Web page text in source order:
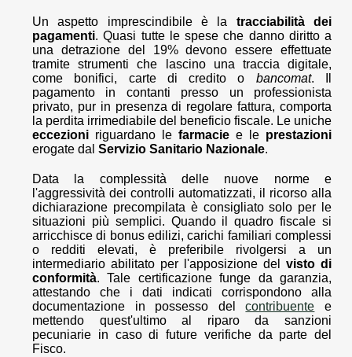
Un aspetto imprescindibile è la tracciabilità
dei
pagamenti. Quasi tutte le spese che danno diritto a
una detrazione del 19% devono essere effettuate
tramite strumenti che lascino una traccia digitale,
come bonifici, carte di credito o bancomat. Il
pagamento in contanti presso un professionista
privato, pur in presenza di regolare fattura, comporta
la perdita irrimediabile del beneficio fiscale. Le uniche
eccezioni riguardano le farmacie e le prestazioni
erogate dal Servizio Sanitario Nazionale.
Data la complessità delle nuove norme e
l'aggressività dei controlli automatizzati, il ricorso alla
dichiarazione precompilata è consigliato solo per le
situazioni più semplici. Quando il quadro fiscale si
arricchisce di bonus edilizi, carichi familiari complessi
o redditi elevati, è preferibile rivolgersi a un
intermediario abilitato per l'apposizione del visto di
conformità. Tale certificazione funge da garanzia,
attestando che i dati indicati corrispondono alla
documentazione in possesso delcontribuente e
mettendo quest'ultimo al riparo da sanzioni
pecuniarie in caso di future verifiche da parte del
Fisco.